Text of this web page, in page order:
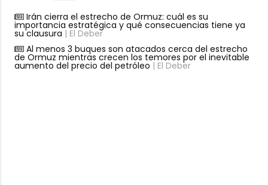
Irán cierra el estrecho de Ormuz: cuál es su
importancia estratégica y qué consecuencias tiene ya
su clausura | El Deber
Al menos 3 buques son atacados cerca del estrecho
de Ormuz mientras crecen los temores por el inevitable
aumento del precio del petróleo | El Deber